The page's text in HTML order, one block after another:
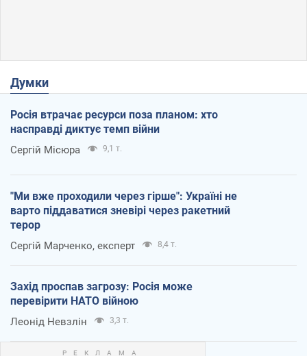
Думки
Росія втрачає ресурси поза планом: хто
насправді диктує темп війни
Сергій Місюра 9,1 т.
"Ми вже проходили через гірше": Україні не
варто піддаватися зневірі через ракетний
терор
Сергій Марченко, експерт 8,4 т.
Захід проспав загрозу: Росія може
перевірити НАТО війною
Леонід Невзлін 3,3 т.